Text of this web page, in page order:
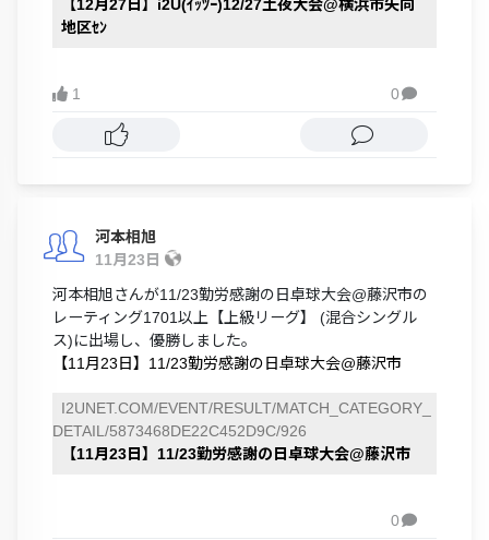
【12月27日】i2U(ｲｯﾂｰ)12/27土夜大会@横浜市矢向
地区ｾﾝ
1 0
河本相旭
11月23日
河本相旭さんが11/23勤労感謝の日卓球大会@藤沢市の
レーティング1701以上【上級リーグ】 (混合シングル
ス)に出場し、優勝しました。
【11月23日】11/23勤労感謝の日卓球大会@藤沢市
I2UNET.COM/EVENT/RESULT/MATCH_CATEGORY_
DETAIL/5873468DE22C452D9C/926
【11月23日】11/23勤労感謝の日卓球大会@藤沢市
0